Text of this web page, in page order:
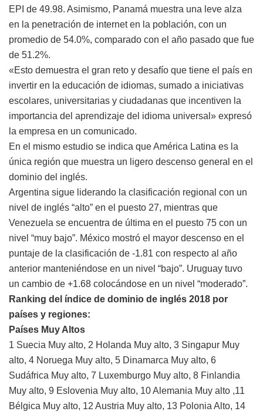
EPI de 49.98. Asimismo, Panamá muestra una leve alza
en la penetración de internet en la población, con un
promedio de 54.0%, comparado con el año pasado que fue
de 51.2%.
«Esto demuestra el gran reto y desafío que tiene el país en
invertir en la educación de idiomas, sumado a iniciativas
escolares, universitarias y ciudadanas que incentiven la
importancia del aprendizaje del idioma universal» expresó
la empresa en un comunicado.
En el mismo estudio se indica que América Latina es la
única región que muestra un ligero descenso general en el
dominio del inglés.
Argentina sigue liderando la clasificación regional con un
nivel de inglés “alto” en el puesto 27, mientras que
Venezuela se encuentra de última en el puesto 75 con un
nivel “muy bajo”. México mostró el mayor descenso en el
puntaje de la clasificación de -1.81 con respecto al año
anterior manteniéndose en un nivel “bajo”. Uruguay tuvo
un cambio de +1.68 colocándose en un nivel “moderado”.
Ranking del índice de dominio de inglés 2018 por
países y regiones:
Países Muy Altos
1 Suecia Muy alto, 2 Holanda Muy alto, 3 Singapur Muy
alto, 4 Noruega Muy alto, 5 Dinamarca Muy alto, 6
Sudáfrica Muy alto, 7 Luxemburgo Muy alto, 8 Finlandia
Muy alto, 9 Eslovenia Muy alto, 10 Alemania Muy alto ,11
Bélgica Muy alto, 12 Austria Muy alto, 13 Polonia Alto, 14